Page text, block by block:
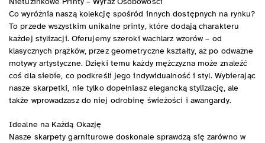
Co wyróżnia naszą kolekcję spośród innych dostępnych na rynku?
To przede wszystkim unikalne printy, które dodają charakteru
każdej stylizacji. Oferujemy szeroki wachlarz wzorów – od
klasycznych prążków, przez geometryczne kształty, aż po odważne
motywy artystyczne. Dzięki temu każdy mężczyzna może znaleźć
coś dla siebie, co podkreśli jego indywidualność i styl. Wybierając
nasze skarpetki, nie tylko dopełniasz elegancką stylizację, ale
także wprowadzasz do niej odrobinę świeżości i awangardy.
Idealne na Każdą Okazję
Nasze skarpety garniturowe doskonale sprawdzą się zarówno w